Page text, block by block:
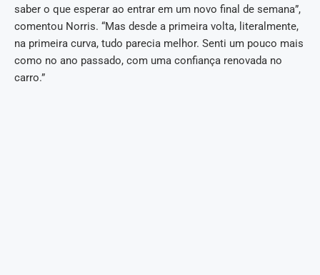
saber o que esperar ao entrar em um novo final de semana”,
comentou Norris. “Mas desde a primeira volta, literalmente,
na primeira curva, tudo parecia melhor. Senti um pouco mais
como no ano passado, com uma confiança renovada no
carro.”